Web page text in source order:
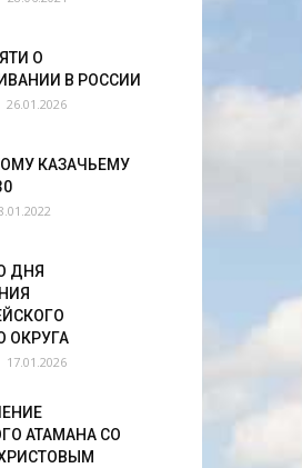
О
В РОССИИ
26.01.2026
КАЗАЧЬЕМУ
ДНЯ
ОКРУГА
17.01.2026
АТАМАНА СО